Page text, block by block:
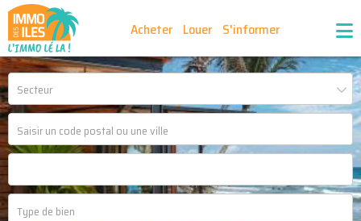
Acheter Louer S'informer
Nos outils Ma sélection d'annonces
Recrutement Partenaires
Secteur